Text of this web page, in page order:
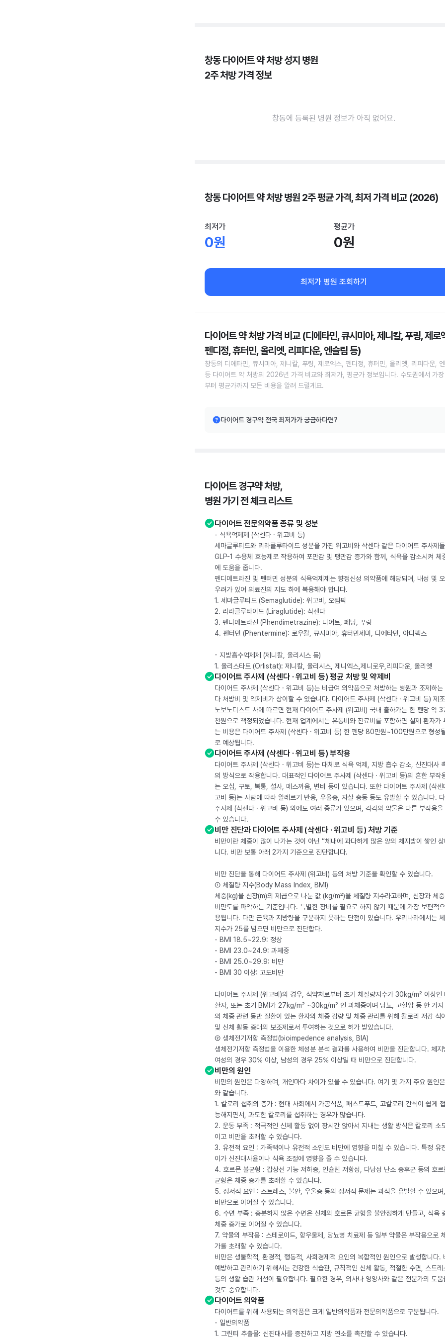
창동 다이어트 약 처방 성지 병원
2주 처방 가격 정보
창동에 등록된 병원 정보가 아직 없어요.
창동 다이어트 약 처방 병원 2주 평균 가격, 최저 가격 비교 (2026)
최저가
0원
평균가
0원
최저가 병원 조회하기
다이어트 약 처방 가격 비교 (디에타민, 큐시미아, 제니칼, 푸링, 제로
펜디정, 휴터민, 올리엣, 리피다운, 엔슬림 등)
창동의 디에타민, 큐시미아, 제니칼, 푸링, 제로엑스, 펜디정, 휴터민, 올리엣, 리피다운,
등 다이어트 약 처방의 2026년 가격 비교와 최저가, 평균가 정보입니다. 수도권에서 가
부터 평균가까지 모든 비용을 알려 드릴게요.
다이어트 경구약 전국 최저가가 궁금하다면?
다이어트 경구약 처방,
병원 가기 전 체크 리스트
다이어트 전문의약품 종류 및 성분
- 식욕억제제 (삭센다 · 위고비 등)
세마글루티드와 리라클루타이드 성분을 가진 위고비와 삭센다 같은 다이어트 주사제
GLP-1 수용체 효능제로 작용하여 포만감 및 팽만감 증가와 함께, 식욕을 감소시켜 체
에 도움을 줍니다.
펜디메트라진 및 펜터민 성분의 식욕억제제는 향정신성 의약품에 해당되며, 내성 및 오
우려가 있어 의료진의 지도 하에 복용해야 합니다.
1. 세마글루티드 (Semaglutide): 위고비, 오젬픽
2. 리라클루타이드 (Liraglutide): 삭센다
3. 펜디메트라진 (Phendimetrazine): 디어트, 페닝, 푸링
4. 펜터민 (Phentermine): 로우칼, 큐시미아, 휴터민세미, 디에타민, 아디펙스
- 지방흡수억제제 (제니칼, 올리시스 등)
1. 올리스타트 (Orlistat): 제니칼, 올리시스, 제니엑스,제니로우,리피다운, 올리엣
다이어트 주사제 (삭센다 · 위고비 등) 평균 처방 및 약제비
다이어트 주사제 (삭센다 · 위고비 등)는 비급여 의약품으로 처방하는 병원과 조제하는
다 처방비 및 약제비가 상이할 수 있습니다. 다이어트 주사제 (삭센다 · 위고비 등) 제
노보노디스트 사에 따르면 현재 다이어트 주사제 (위고비) 국내 출하가는 한 펜당 약
천원으로 책정되었습니다. 현재 업계에서는 유통비와 진료비를 포함하면 실제 환자가
는 비용은 다이어트 주사제 (삭센다 · 위고비 등) 한 펜당 80만원~100만원으로 형성
로 예상됩니다.
다이어트 주사제 (삭센다 · 위고비 등) 부작용
다이어트 주사제 (삭센다 · 위고비 등)는 대체로 식욕 억제, 지방 흡수 감소, 신진대사
의 방식으로 작용합니다. 대표적인 다이어트 주사제 (삭센다 · 위고비 등)의 흔한 부작
는 오심, 구토, 복통, 설사, 메스꺼움, 변비 등이 있습니다. 또한 다이어트 주사제 (삭센
고비 등)는 사람에 따라 알레르기 반응, 우울증, 자살 충동 등도 유발할 수 있습니다.
주사제 (삭센다 · 위고비 등) 외에도 여러 종류가 있으며, 각각의 약물은 다른 부작용을
수 있습니다.
비만 진단과 다이어트 주사제 (삭센다 · 위고비 등) 처방 기준
비만이란 체중이 많이 나가는 것이 아닌 “체내에 과다하게 많은 양의 체지방이 쌓인 상
니다. 비만 보통 아래 2가지 기준으로 진단합니다.
비만 진단을 통해 다이어트 주사제 (위고비) 등의 처방 기준을 확인할 수 있습니다.
① 체질량 지수(Body Mass Index, BMI)
체중(kg)을 신장(m)의 제곱으로 나눈 값 (kg/m²)을 체질량 지수라고하며, 신장과 체
비만도를 파악하는 기준입니다. 특별한 장비를 필요로 하지 않기 때문에 가장 보편적
용됩니다. 다만 근육과 지방량을 구분하지 못하는 단점이 있습니다. 우리나라에서는
지수가 25를 넘으면 비만으로 진단합다.
- BMI 18.5~22.9: 정상
- BMI 23.0~24.9: 과체중
- BMI 25.0~29.9: 비만
- BMI 30 이상: 고도비만
다이어트 주사제 (위고비)의 경우, 식약처로부터 초기 체질량지수가 30kg/m² 이상인
환자, 또는 초기 BMI가 27kg/m² ~30kg/m² 인 과체중이며 당뇨, 고혈압 등 한 가지
의 체중 관련 동반 질환이 있는 환자의 체중 감량 및 체중 관리를 위해 칼로리 저감 식
및 신체 활동 증대의 보조제로서 투여하는 것으로 허가 받았습니다.
② 생체전기저항 측정법(bioimpedence analysis, BIA)
생체전기저항 측정법을 이용한 체성분 분석 결과를 사용하여 비만을 진단합니다. 체지
여성의 경우 30% 이상, 남성의 경우 25% 이상일 때 비만으로 진단합니다.
비만의 원인
비만의 원인은 다양하며, 개인마다 차이가 있을 수 있습니다. 여기 몇 가지 주요 원인
와 같습니다.
1. 칼로리 섭취의 증가 : 현대 사회에서 가공식품, 패스트푸드, 고칼로리 간식이 쉽게
능해지면서, 과도한 칼로리를 섭취하는 경우가 많습니다.
2. 운동 부족 : 적극적인 신체 활동 없이 장시간 앉아서 지내는 생활 방식은 칼로리 소
이고 비만을 초래할 수 있습니다.
3. 유전적 요인 : 가족력이나 유전적 소인도 비만에 영향을 미칠 수 있습니다. 특정 유
이가 신진대사율이나 식욕 조절에 영향을 줄 수 있습니다.
4. 호르몬 불균형 : 갑상선 기능 저하증, 인슐린 저항성, 다낭성 난소 증후군 등의 호르
균형은 체중 증가를 초래할 수 있습니다.
5. 정서적 요인 : 스트레스, 불안, 우울증 등의 정서적 문제는 과식을 유발할 수 있으
비만으로 이어질 수 있습니다.
6. 수면 부족 : 충분하지 않은 수면은 신체의 호르몬 균형을 불안정하게 만들고, 식욕
체중 증가로 이어질 수 있습니다.
7. 약물의 부작용 : 스테로이드, 항우울제, 당뇨병 치료제 등 일부 약물은 부작용으로
가를 초래할 수 있습니다.
비만은 생물학적, 환경적, 행동적, 사회경제적 요인의 복합적인 원인으로 발생합니다.
예방하고 관리하기 위해서는 건강한 식습관, 규칙적인 신체 활동, 적절한 수면, 스트레
등의 생활 습관 개선이 필요합니다. 필요한 경우, 의사나 영양사와 같은 전문가의 도움
것도 중요합니다.
다이어트 의약품
다이어트를 위해 사용되는 의약품은 크게 일반의약품과 전문의약품으로 구분됩니다.
- 일반의약품
1. 그린티 추출물: 신진대사를 증진하고 지방 연소를 촉진할 수 있습니다.